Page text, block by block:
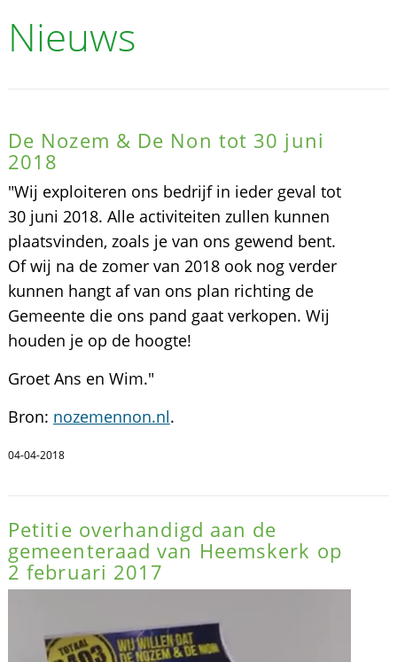
Nieuws
De Nozem & De Non tot 30 juni
2018
"Wij exploiteren ons bedrijf in ieder geval tot
30 juni 2018. Alle activiteiten zullen kunnen
plaatsvinden, zoals je van ons gewend bent.
Of wij na de zomer van 2018 ook nog verder
kunnen hangt af van ons plan richting de
Gemeente die ons pand gaat verkopen. Wij
houden je op de hoogte!
Groet Ans en Wim."
Bron: nozemennon.nl.
04-04-2018
Petitie overhandigd aan de
gemeenteraad van Heemskerk op
2 februari 2017